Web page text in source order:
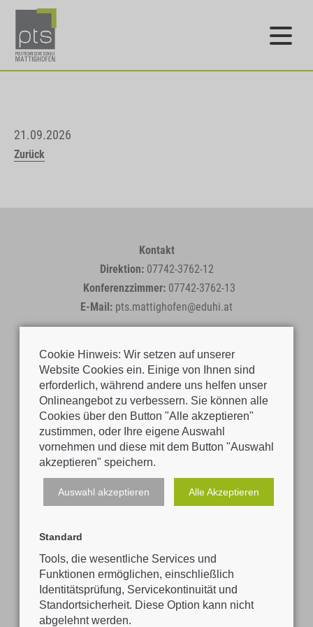
21.09.2026
Zurück
Kontakt
Direktion: 07742-3762-12
Konferenzzimmer: 07742-3762-13
E-Mail: pts.mattighofen@eduhi.at
Adresse
5230 Mattighofen
Copyright 2026. All Rights
Cookie Hinweis: Wir setzen auf unserer
Website Cookies ein. Einige von Ihnen sind
erforderlich, während andere uns helfen unser
Onlineangebot zu verbessern. Sie können alle
Cookies über den Button "Alle akzeptieren"
zustimmen, oder Ihre eigene Auswahl
vornehmen und diese mit dem Button "Auswahl
akzeptieren" speichern.
Auswahl akzeptieren Alle Akzeptieren
Standard
Tools, die wesentliche Services und
Funktionen ermöglichen, einschließlich
Identitätsprüfung, Servicekontinuität und
Standortsicherheit. Diese Option kann nicht
abgelehnt werden.